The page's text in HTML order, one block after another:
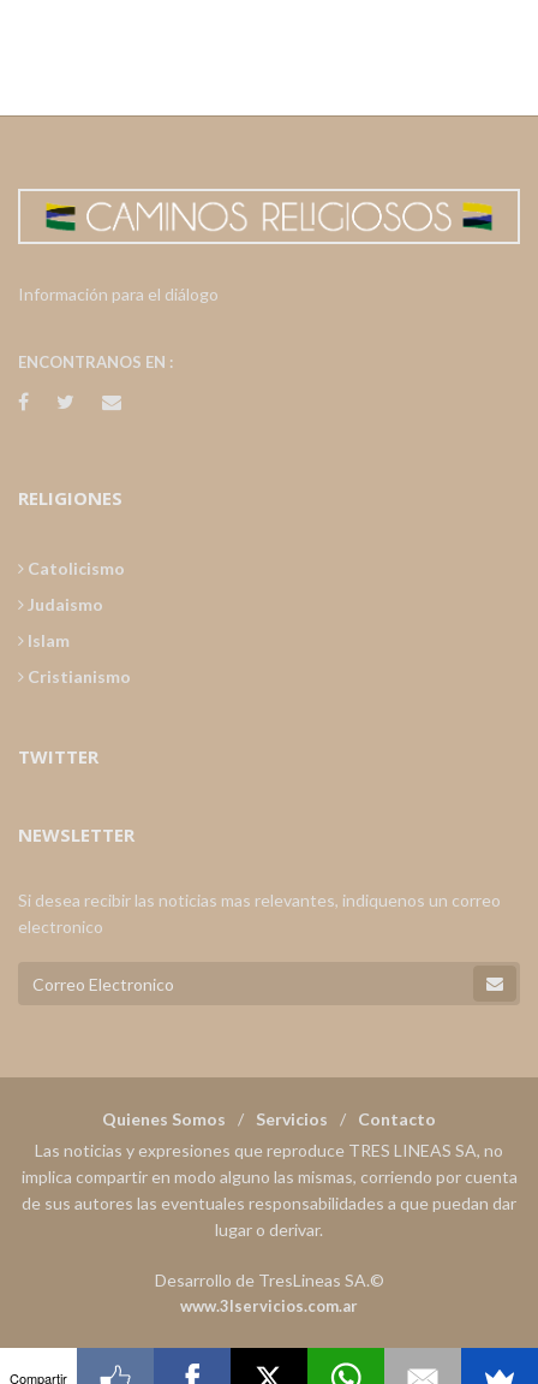
Información para el diálogo
ENCONTRANOS EN :
RELIGIONES
Catolicismo
Judaismo
Islam
Cristianismo
TWITTER
NEWSLETTER
Si desea recibir las noticias mas relevantes, indiquenos un correo
electronico
Quienes Somos Servicios
Contacto
Las noticias y expresiones que reproduce TRES LINEAS SA, no
implica compartir en modo alguno las mismas, corriendo por cuenta
de sus autores las eventuales responsabilidades a que puedan dar
lugar o derivar.
Desarrollo de TresLineas SA.©
www.3lservicios.com.ar
Compartir